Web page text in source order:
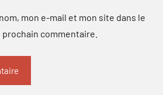
mon e-mail et mon site dans le
commentaire.